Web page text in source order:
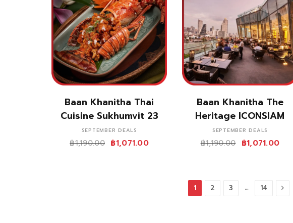
Baan Khanitha Thai
Cuisine Sukhumvit 23
SEPTEMBER DEALS
฿1,190.00 ฿1,071.00
Baan Khanitha The
Heritage ICONSIAM
SEPTEMBER DEALS
฿1,190.00 ฿1,071.00
1 2 3 … 14 Next